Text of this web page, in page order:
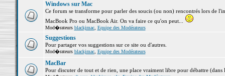
Windows sur Mac
Ce forum se transforme pour parler des soucis (ou non) rencontrés lors de
MacBook Pro ou MacBook Air. On va faire ce qu'on peut...
Mod�rateurs blackjmac, Equipe des Modérateurs
Suggestions
Pour partager vos suggestions sur ce site ou d'autres.
Mod�rateurs blackjmac, Equipe des Modérateurs
MacBar
Pour discuter de tout et de rien, une place vraiment libre pour débattre (dans